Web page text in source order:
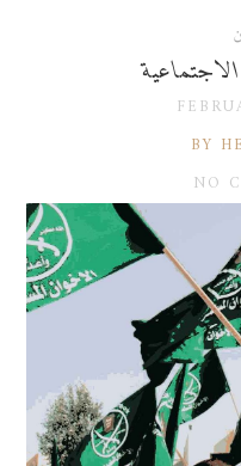
BY
NO